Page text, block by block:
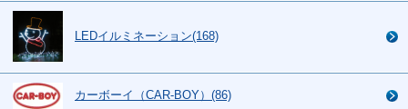
LEDイルミネーション(168)
カーボーイ（CAR-BOY）(86)